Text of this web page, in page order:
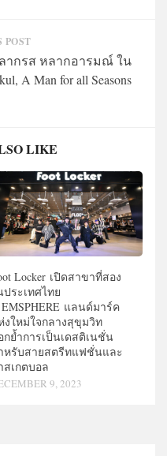
POST
ากรส หลากอารมณ์ ใน
A Man for all Seasons
LIKE
Locker เปิดสาขาที่สอง
ประเทศไทย
แลนด์มาร์ค
งใหม่ใจกลางสุขุมวิท
กย้ำการเป็นเดสติเนชั่น
หรับสายสตรีทแฟชั่นและ
สเกตบอล
9, 2023